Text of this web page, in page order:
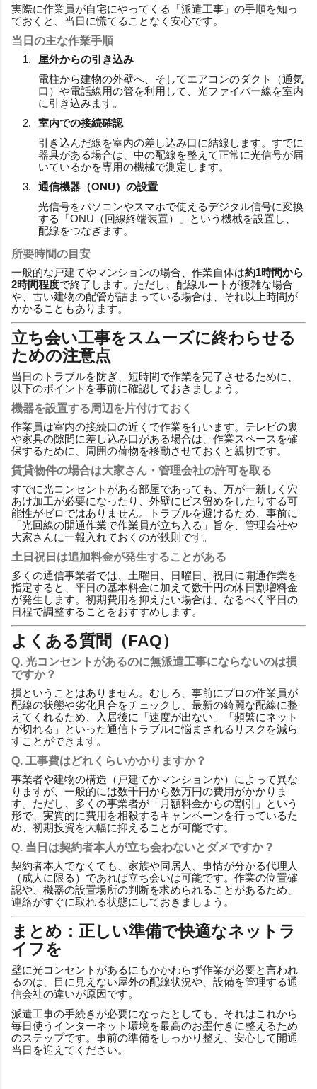
実際に作業員が自宅にやってくる「派遣工事」の手順を知っ
ておくと、当日に慌てることなく安心です。
当日の主な作業手順
屋外からの引き込み
電柱から建物の外壁へ、そしてエアコンのダクト（通気
口）や電話線用の管を利用して、光ファイバー線を室内
に引き込みます。
室内での接続確認
引き込んだ線を室内の差し込み口に結線します。すでに
器具がある場合は、中の配線を整えて正常に光信号が届
いているかを専用の機械で測定します。
通信機器（ONU）の設置
光信号をパソコンやスマホで使えるデジタル信号に変換
する「ONU（回線終端装置）」という機械を設置し、
配線をつなぎます。
所要時間の目安
一般的な戸建てやマンションの場合、作業自体は約1時間から
2時間程度で終了します。ただし、配線ルートが複雑な場合
や、古い建物の配管が詰まっている場合は、それ以上時間が
かかることもあります。
立ち会い工事をスムーズに終わらせる
ための注意点
当日のトラブルを防ぎ、短時間で作業を完了させるために、
以下のポイントを事前に確認しておきましょう。
機器を設置する周辺を片付けておく
作業員は室内の接続口の近くで作業を行います。テレビの裏
や家具の隙間に差し込み口がある場合は、作業スペースを確
保するために、周囲の荷物を移動させておくと親切です。
賃貸物件の場合は大家さん・管理会社の許可を取る
すでに光コンセントがある部屋であっても、万が一新しく穴
あけ加工が必要になったり、外壁にビス留めをしたりする可
能性がゼロではありません。トラブルを避けるため、事前に
「光回線の開通作業で作業員が立ち入る」旨を、管理会社や
大家さんに一報入れておくのが鉄則です。
土日祝日は追加料金が発生することがある
多くの通信事業者では、土曜日、日曜日、祝日に開通作業を
指定すると、平日の基本料金に加えて数千円の休日割増料金
が発生します。初期費用を抑えたい場合は、なるべく平日の
日程で調整することをおすすめします。
よくある質問（FAQ）
Q. 光コンセントがあるのに無派遣工事にならないのは損
ですか？
損ということはありません。むしろ、事前にプロの作業員が
配線の状態や劣化具合をチェックし、最新の綺麗な配線に整
えてくれるため、入居後に「速度が出ない」「頻繁にネット
が切れる」といった通信トラブルに悩まされるリスクを減ら
すことができます。
Q. 工事費はどれくらいかかりますか？
事業者や建物の構造（戸建てかマンションか）によって異な
りますが、一般的には数千円から数万円の費用がかかりま
す。ただし、多くの事業者が「月額料金からの割引」という
形で、実質的に費用を相殺するキャンペーンを行っているた
め、初期投資を大幅に抑えることが可能です。
Q. 当日は契約者本人が立ち会わないとダメですか？
契約者本人でなくても、家族や同居人、事情が分かる代理人
（成人に限る）であれば立ち会いは可能です。作業の位置確
認や、機器の設置場所の判断を求められることがあるため、
連絡がすぐに取れる状態にしておきましょう。
まとめ：正しい準備で快適なネットラ
イフを
壁に光コンセントがあるにもかかわらず作業が必要と言われ
るのは、目に見えない屋外の配線状況や、設備を管理する通
信会社の違いが原因です。
派遣工事の手続きが必要になったとしても、それはこれから
毎日使うインターネット環境を最高のお墨付きに整えるため
のステップです。事前の準備をしっかり整え、安心して開通
当日を迎えてください。